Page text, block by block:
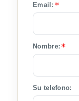
Email:
Nombre:
Su telefono: